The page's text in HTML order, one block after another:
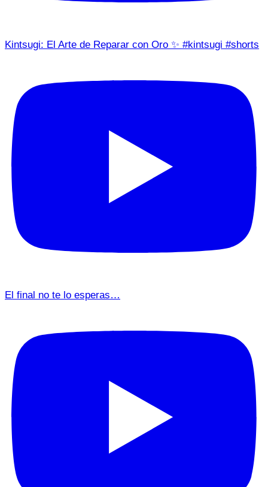
Kintsugi: El Arte de Reparar con Oro ✨ #kintsugi #shorts
El final no te lo esperas…